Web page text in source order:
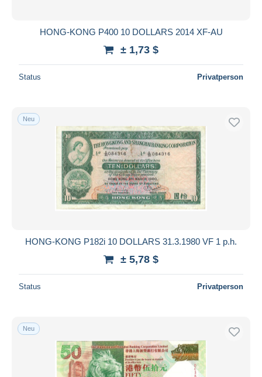
HONG-KONG P400 10 DOLLARS 2014 XF-AU
± 1,73 $
Status Privatperson
Neu
HONG-KONG P182i 10 DOLLARS 31.3.1980 VF 1 p.h.
± 5,78 $
Status Privatperson
Neu